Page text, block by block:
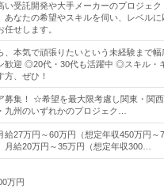
い受託開発や大手メーカーのプロジェ
あなたの希望やスキルを伺い、レベルに
任せします。
、本気で頑張りたいという未経験まで幅
歓迎 ◎20代・30代も活躍中 ◎スキル・
方、ぜひ！
募集！ ☆希望を最大限考慮し関東・関
九州のいずれかのプロジェク…
給27万円～60万円（想定年収450万円～
月給20万円～35万円（想定年収300…
万円